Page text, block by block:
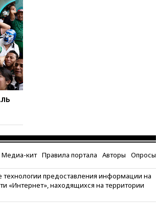
за
Медиа-кит Правила портала Авторы Опросы
предоставления информации на
«Интернет», находящихся на территории